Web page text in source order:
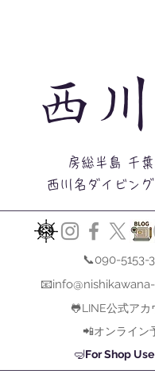
房総半島 千
西川名ダイビン
西
📞090-5153-
🐸LINE公式アカ
📲オンライン
🤿For Shop